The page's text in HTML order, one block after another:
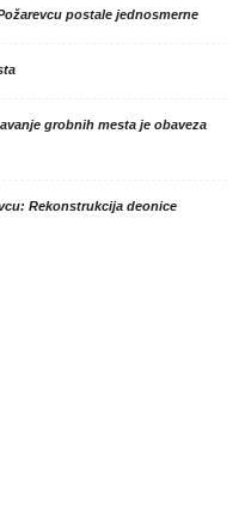
postale jednosmerne
grobnih mesta je obaveza
Rekonstrukcija deonice